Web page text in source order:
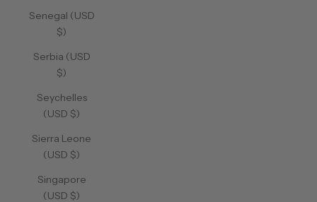
Senegal (USD
$)
Serbia (USD
$)
Seychelles
(USD $)
Sierra Leone
(USD $)
Singapore
(USD $)